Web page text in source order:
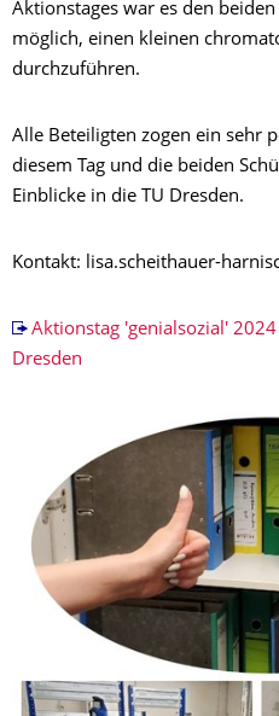
Aktionstages war es den
möglich, einen kleinen
durchzuführen.
Alle Beteiligten zogen ein sehr
diesem Tag und die beiden
Einblicke in die TU Dresden.
Kontakt: lisa.scheithauer-
Aktionstag 'genialsozial'
Dresden